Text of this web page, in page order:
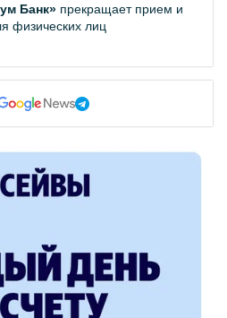
Банк» прекращает прием и
физических лиц